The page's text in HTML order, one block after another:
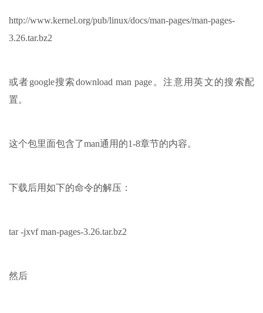
http://www.kernel.org/pub/linux/docs/man-pages/man-pages-
3.26.tar.bz2
或者google搜索download man page。注意用英文的搜索配
置。
这个包里面包含了man通用的1-8章节的内容。
下载后用如下的命令的解压：
tar -jxvf man-pages-3.26.tar.bz2
然后